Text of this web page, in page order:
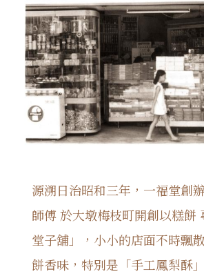
源溯日治昭和三年，一福堂創
師傅 於大墩梅枝町開創以糕餅
堂子舖」，小小的店面不時飄
餅香味，特別是「手工鳳梨酥